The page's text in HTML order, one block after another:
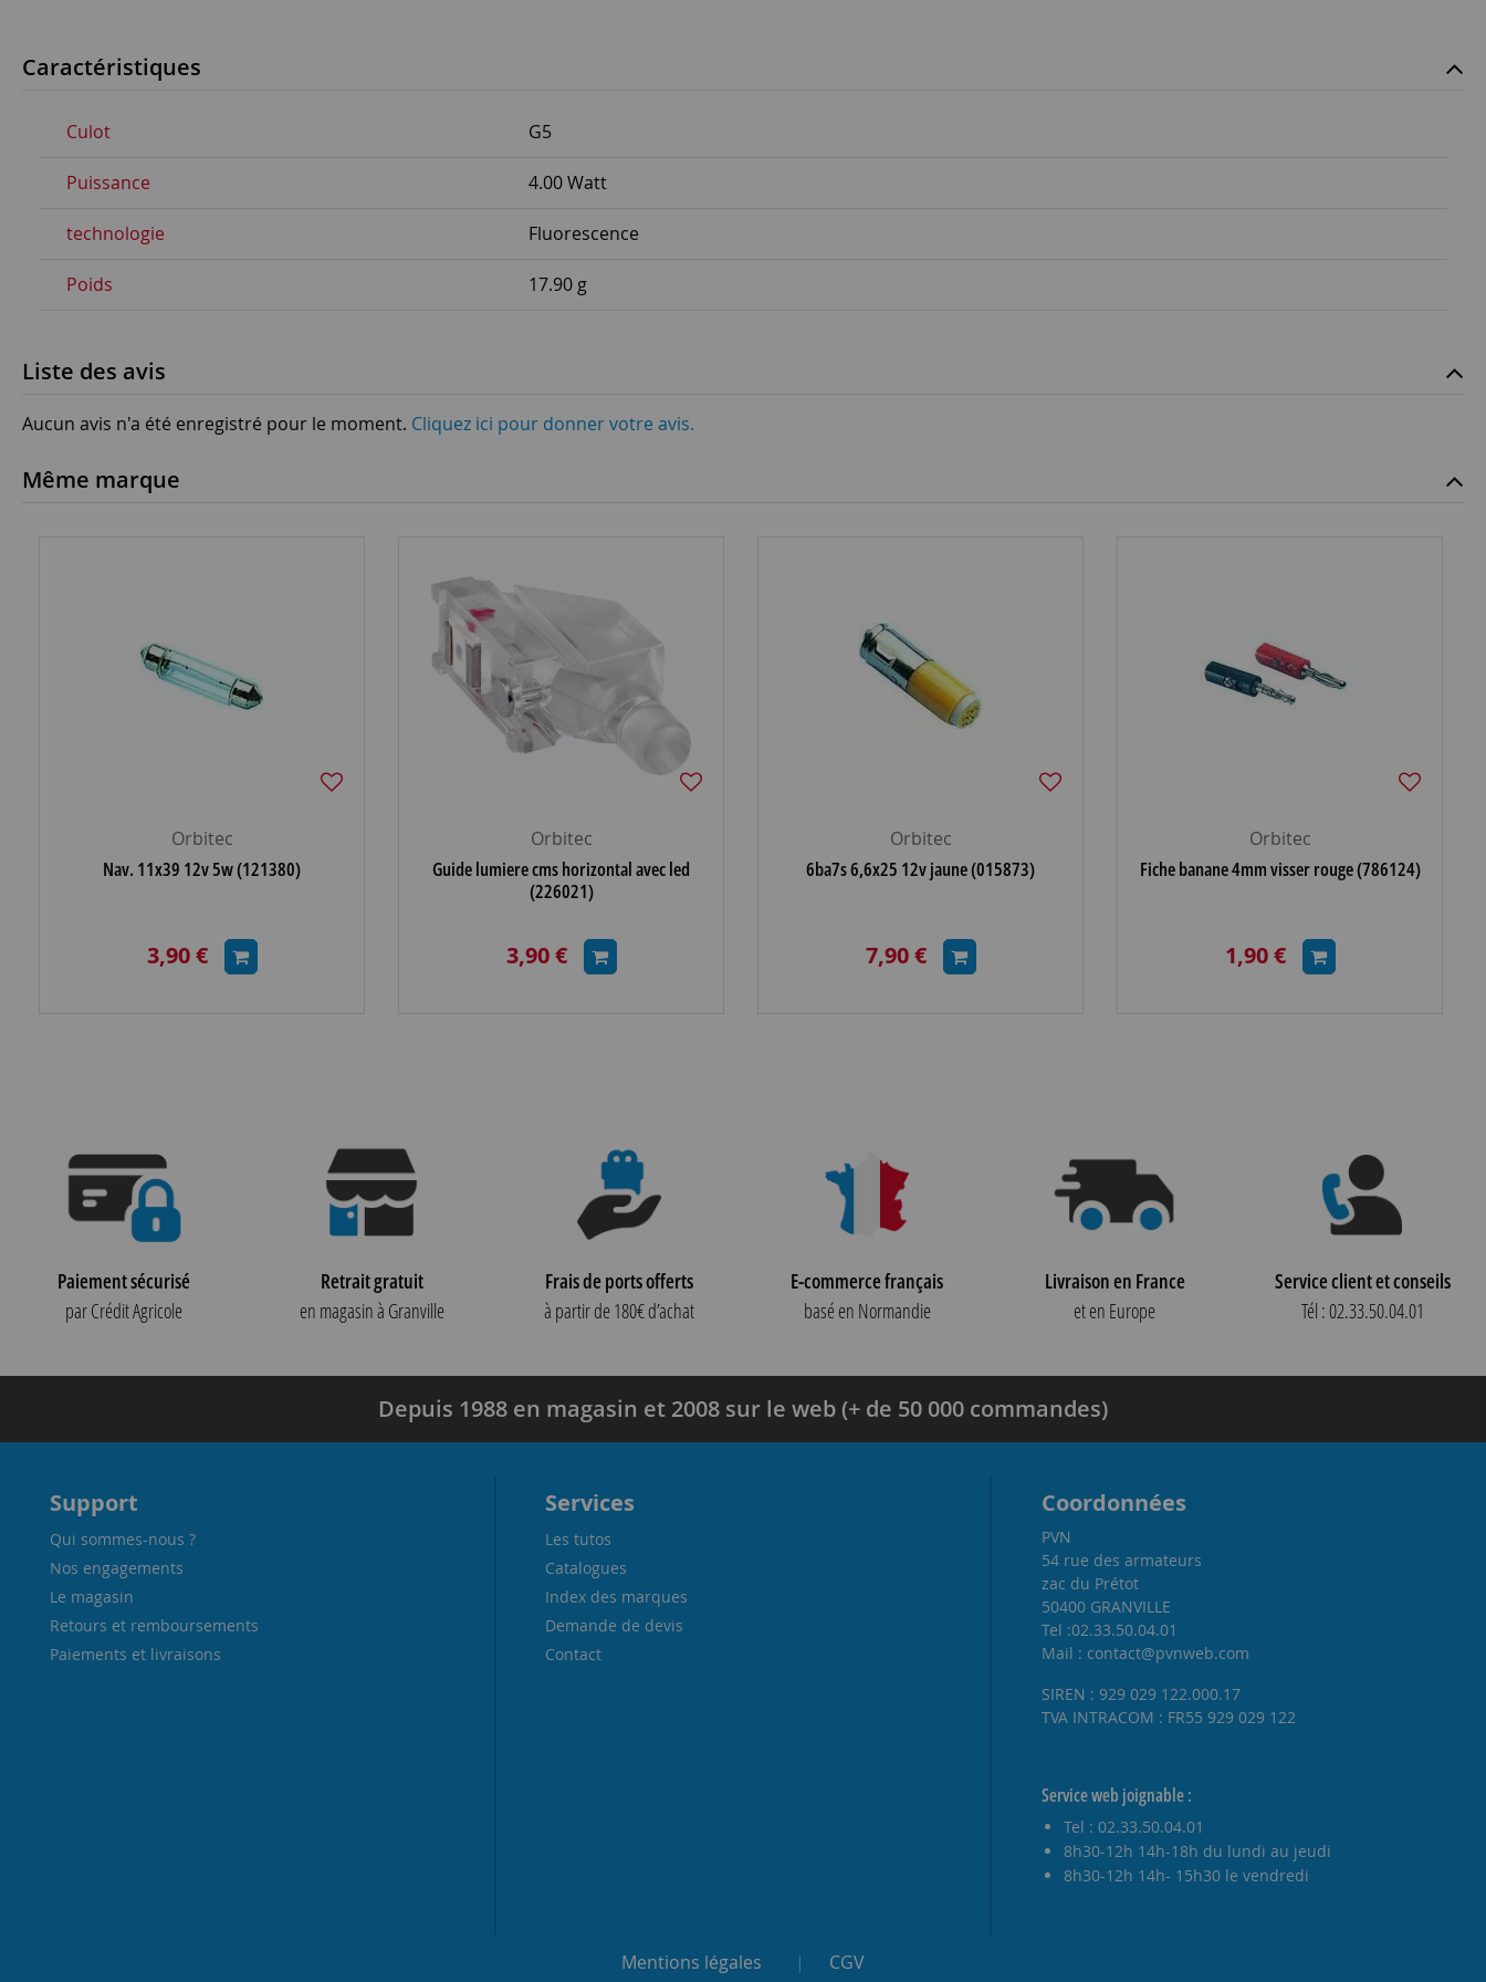
Caractéristiques
Culot G5
Puissance 4.00 Watt
technologie Fluorescence
Poids 17.90 g
Liste des avis
Aucun avis n'a été enregistré pour le moment. Cliquez ici pour donner votre avis.
Même marque
Orbitec
Nav. 11x39 12v 5w (121380)
3,90 €
Orbitec
Guide lumiere cms horizontal avec led
(226021)
3,90 €
Orbitec
6ba7s 6,6x25 12v jaune (015873)
7,90 €
Orbitec
Fiche banane 4mm visser rouge (786124)
1,90 €
Paiement sécurisé
par Crédit Agricole
Retrait gratuit
en magasin à Granville
Frais de ports offerts
à partir de 180€ d’achat
E-commerce français
basé en Normandie
Livraison en France
et en Europe
Service client et conseils
Tél : 02.33.50.04.01
Depuis 1988 en magasin et 2008 sur le web (+ de 50 000 commandes)
Support
Qui sommes-nous ?
Nos engagements
Le magasin
Retours et remboursements
Paiements et livraisons
Services
Les tutos
Catalogues
Index des marques
Demande de devis
Contact
Coordonnées
PVN
54 rue des armateurs
zac du Prétot
50400 GRANVILLE
Tel :02.33.50.04.01
Mail : contact@pvnweb.com
SIREN : 929 029 122.000.17
TVA INTRACOM : FR55 929 029 122
Service web joignable :
Tel : 02.33.50.04.01
8h30-12h 14h-18h du lundi au jeudi
8h30-12h 14h- 15h30 le vendredi
Mentions légales | CGV